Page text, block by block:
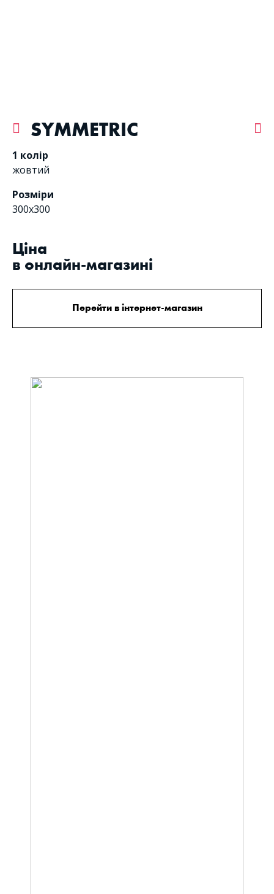
SYMMETRIC
1 колір
жовтий
Розміри
300х300
Цiна
в онлайн-магазині
Перейти в інтернет-магазин